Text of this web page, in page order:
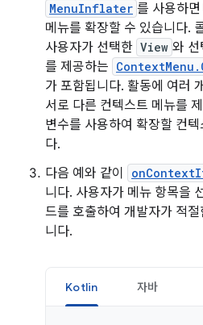
MenuInflater 를 사용하
메뉴를 확장할 수 있습니다.
사용자가 선택한 View 와 선
를 제공하는
가 포함됩니다. 활동에 여러
서로 다른 컨텍스트 메뉴를
변수를 사용하여 확장할 컨
다.
다음 예와 같이
니다. 사용자가 메뉴 항목을
드를 호출하여 개발자가 적
니다.
Kotlin 자바